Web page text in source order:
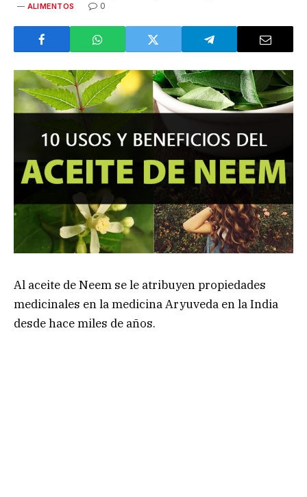
ALIMENTOS 0
Al aceite de Neem se le atribuyen propiedades
medicinales en la medicina Aryuveda en la India
desde hace miles de años.